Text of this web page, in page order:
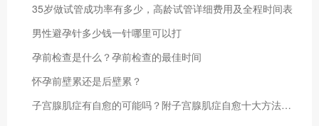
35岁做试管成功率有多少，高龄试管详细费用及全程时间表
男性避孕针多少钱一针哪里可以打
孕前检查是什么？孕前检查的最佳时间
怀孕前壁累还是后壁累？
子宫腺肌症有自愈的可能吗？附子宫腺肌症自愈十大方法汇总